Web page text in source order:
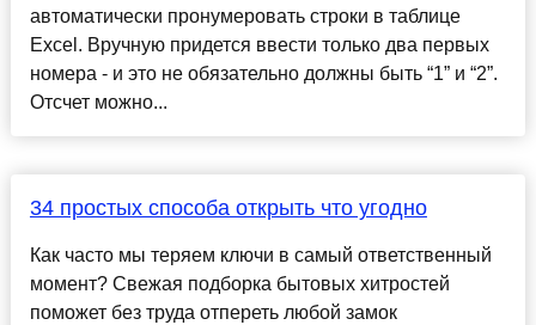
автоматически пронумеровать строки в таблице
Excel. Вручную придется ввести только два первых
номера - и это не обязательно должны быть “1” и “2”.
Отсчет можно...
34 простых способа открыть что угодно
Как часто мы теряем ключи в самый ответственный
момент? Свежая подборка бытовых хитростей
поможет без труда отпереть любой замок